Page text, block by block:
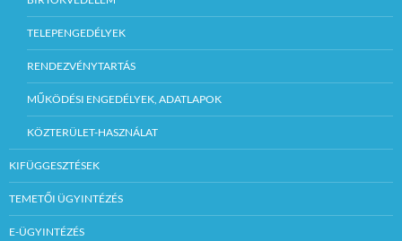
TELEPENGEDÉLYEK
RENDEZVÉNYTARTÁS
MŰKÖDÉSI ENGEDÉLYEK, ADATLAPOK
KÖZTERÜLET-HASZNÁLAT
KIFÜGGESZTÉSEK
TEMETŐI ÜGYINTÉZÉS
E-ÜGYINTÉZÉS